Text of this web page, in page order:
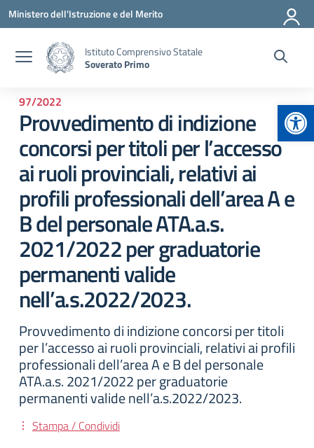
Vai ai contenuti
Vai al menu di navigazione
Vai al footer
Ministero dell'Istruzione e del Merito
Istituto Comprensivo Statale
Soverato Primo
97/2022
Provvedimento di indizione
concorsi per titoli per l’accesso
ai ruoli provinciali, relativi ai
profili professionali dell’area A e
B del personale ATA.a.s.
2021/2022 per graduatorie
permanenti valide
nell’a.s.2022/2023.
Provvedimento di indizione concorsi per titoli
per l’accesso ai ruoli provinciali, relativi ai profili
professionali dell’area A e B del personale
ATA.a.s. 2021/2022 per graduatorie
permanenti valide nell’a.s.2022/2023.
Stampa / Condividi